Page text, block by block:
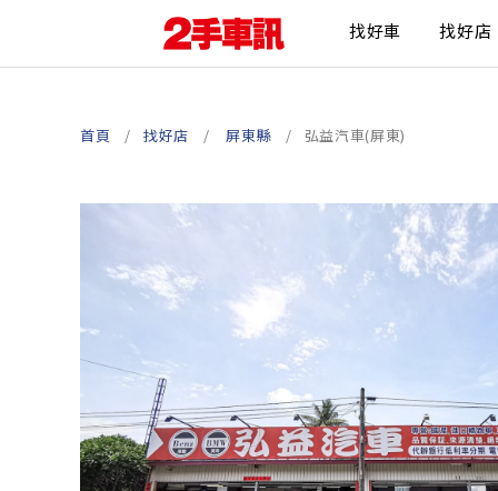
找好車 找好店
首頁 找好店 屏東縣 弘益汽車(屏東)